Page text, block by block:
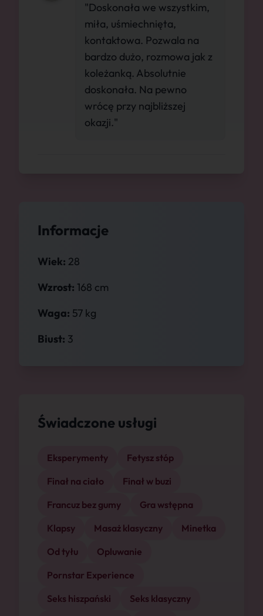
Informacje
Wiek: 28
Wzrost: 168 cm
Waga: 57 kg
Biust: 3
Świadczone usługi
Eksperymenty
Fetysz stóp
Finał na ciało
Finał w buzi
Francuz bez gumy
Gra wstępna
Klapsy
Masaż klasyczny
Minetka
Od tyłu
Opluwanie
Pornstar Experience
Seks hiszpański
Seks klasyczny
"Doskonała we wszystkim,
miła, uśmiechnięta,
kontaktowa. Pozwala na
bardzo dużo, rozmowa jak z
koleżanką. Absolutnie
doskonała. Na pewno
wrócę przy najbliższej
okazji."